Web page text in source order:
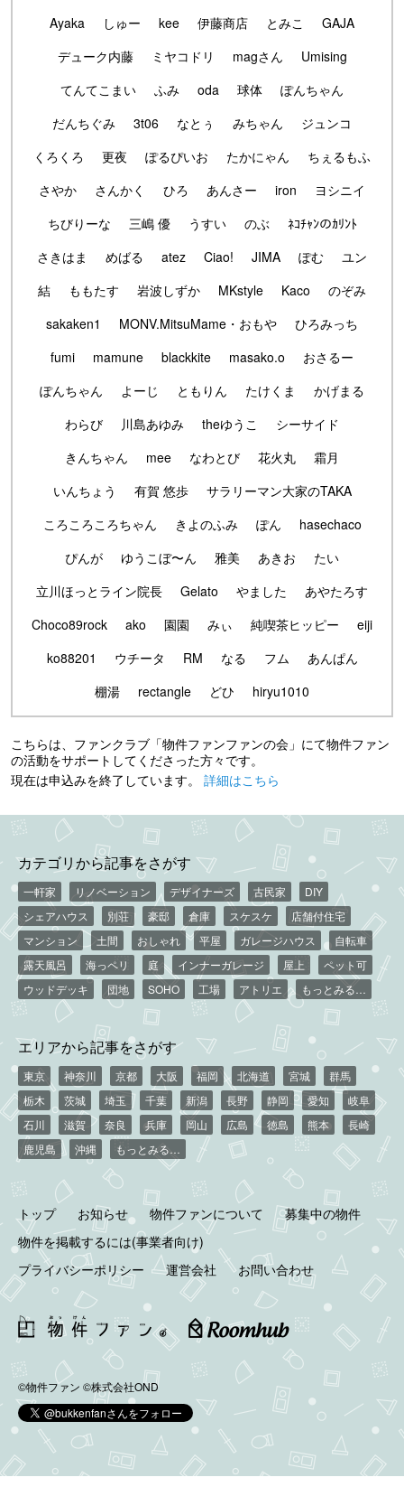
Ayaka
しゅー kee 伊藤商店 とみこ
GAJA
デューク内藤
ミヤコドリ magさん
Umising
てんてこまい
ふみ oda 球体
ぽんちゃん
だんちぐみ
3t06 なとぅ みちゃん
ジュンコ
くろくろ
更夜 ぽるぴいお たかにゃん
ちぇるもふ
さやか
さんかく ひろ あんさー iron
ヨシニイ
ちびりーな
三嶋 優 うすい のぶ
ﾈｺﾁｬﾝのｶﾘﾝﾄ
さきはま
めばる atez Ciao! JIMA ぽむ
ユン
結
ももたす 岩波しずか MKstyle Kaco
のぞみ
sakaken1
MONV.MitsuMame・おもや
ひろみっち
fumi
mamune blackkite masako.o
おさるー
ぽんちゃん
よーじ ともりん たけくま
かげまる
わらび
川島あゆみ theゆうこ
シーサイド
きんちゃん
mee なわとび 花火丸
霜月
いんちょう
有賀 悠歩
サラリーマン大家のTAKA
ころころころちゃん
きよのふみ ぽん
hasechaco
ぴんが
ゆうこぼ〜ん 雅美 あきお
たい
立川ほっとライン院長
Gelato やました
あやたろす
Choco89rock
ako 園園 みぃ 純喫茶ヒッピー
eiji
ko88201
ウチータ RM なる フム
あんぱん
棚湯
rectangle どひ hiryu1010
こちらは、ファンクラブ「物件ファンファンの会」にて物件ファン
の活動をサポートしてくださった方々です。
現在は申込みを終了しています。 詳細はこちら
カテゴリから記事をさがす
一軒家 リノベーション デザイナーズ 古民家
DIY
シェアハウス
別荘 豪邸 倉庫 スケスケ
店舗付住宅
マンション
土間 おしゃれ 平屋 ガレージハウス
自転車
露天風呂
海っペリ 庭 インナーガレージ 屋上
ペット可
ウッドデッキ
団地 SOHO 工場 アトリエ もっとみる…
エリアから記事をさがす
東京 神奈川 京都 大阪 福岡 北海道 宮城
群馬
栃木
茨城 埼玉 千葉 新潟 長野 静岡 愛知
岐阜
石川
滋賀 奈良 兵庫 岡山 広島 徳島 熊本
長崎
鹿児島
沖縄 もっとみる…
トップ お知らせ 物件ファンについて
募集中の物件
物件を掲載するには(事業者向け)
プライバシーポリシー
運営会社 お問い合わせ
©物件ファン ©株式会社OND